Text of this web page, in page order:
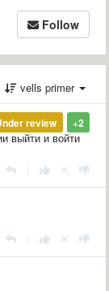
Follow
vells primer
+2
review
выйти и войти